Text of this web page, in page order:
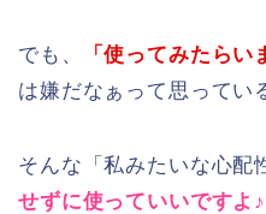
でも、 「使ってみたらい
は嫌だなぁって思ってい
そんな「私みたいな心配
せずに使っていいですよ♪